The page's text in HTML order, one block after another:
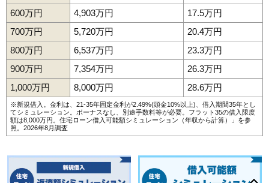
600万円
4,903万円
17.5万円
700万円
5,720万円
20.4万円
800万円
6,537万円
23.3万円
900万円
7,354万円
26.3万円
1,000万円
8,000万円 28.6万円
※新規借入。金利は、21-35年固定金利が2.49%(頭金10%以上)、借入期間35年とし
てシミュレーション。ボーナスなし、別途手数料等が必要。フラット35の借入限度
額は8,000万円。 住宅ローン借入可能額シミュレーション（年収から計算）
」を参
照。2026年8月調査